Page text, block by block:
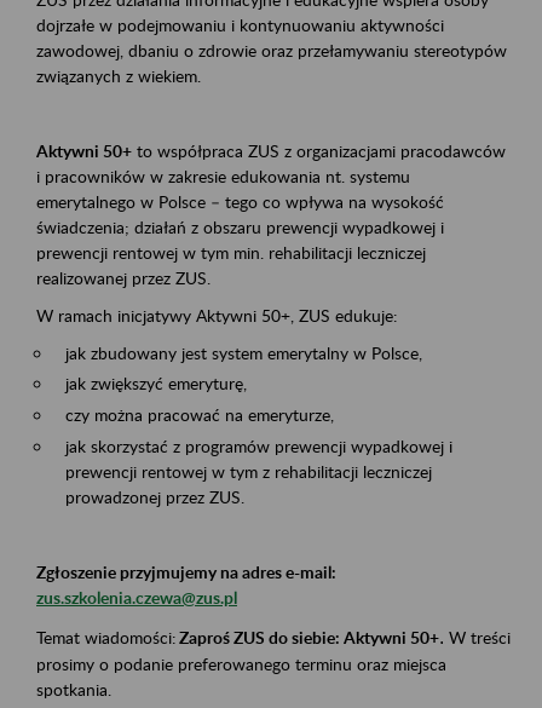
dojrzałe w podejmowaniu i kontynuowaniu aktywności
zawodowej, dbaniu o zdrowie oraz przełamywaniu stereotypów
związanych z wiekiem.
Aktywni 50+ to współpraca ZUS z organizacjami pracodawców
i pracowników w zakresie edukowania nt. systemu
emerytalnego w Polsce – tego co wpływa na wysokość
świadczenia; działań z obszaru prewencji wypadkowej i
prewencji rentowej w tym min. rehabilitacji leczniczej
realizowanej przez ZUS.
W ramach inicjatywy Aktywni 50+, ZUS edukuje:
jak zbudowany jest system emerytalny w Polsce,
jak zwiększyć emeryturę,
czy można pracować na emeryturze,
jak skorzystać z programów prewencji wypadkowej i
prewencji rentowej w tym z rehabilitacji leczniczej
prowadzonej przez ZUS.
Zgłoszenie przyjmujemy na adres e-mail:
zus.szkolenia.czewa@zus.pl
Temat wiadomości:Zaproś ZUS do siebie: Aktywni 50+. W treści
prosimy o podanie preferowanego terminu oraz miejsca
spotkania.